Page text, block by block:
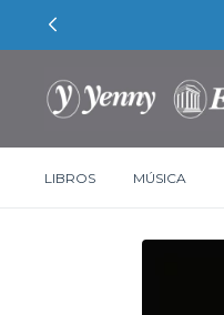
LIBROS MÚSICA